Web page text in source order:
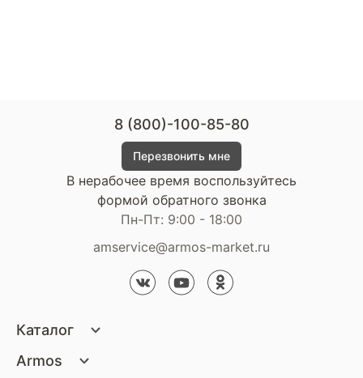
Каталог
Кровати
Armos
8 (800)-100-85-80
Перезвонить мне
В нерабочее время воспользуйтесь
формой обратного звонка
Пн-Пт: 9:00 - 18:00
amservice@armos-market.ru